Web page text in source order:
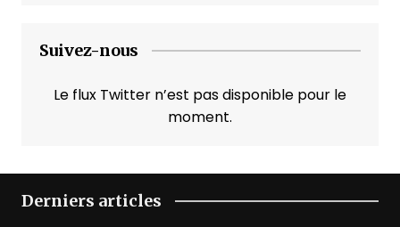
Suivez-nous
Le flux Twitter n’est pas disponible pour le
moment.
Derniers articles